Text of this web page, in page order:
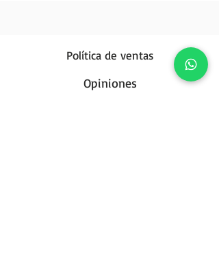
Política de ventas
Opiniones